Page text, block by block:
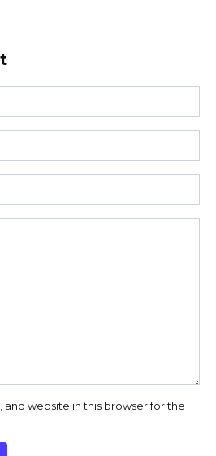
and website in this browser for the